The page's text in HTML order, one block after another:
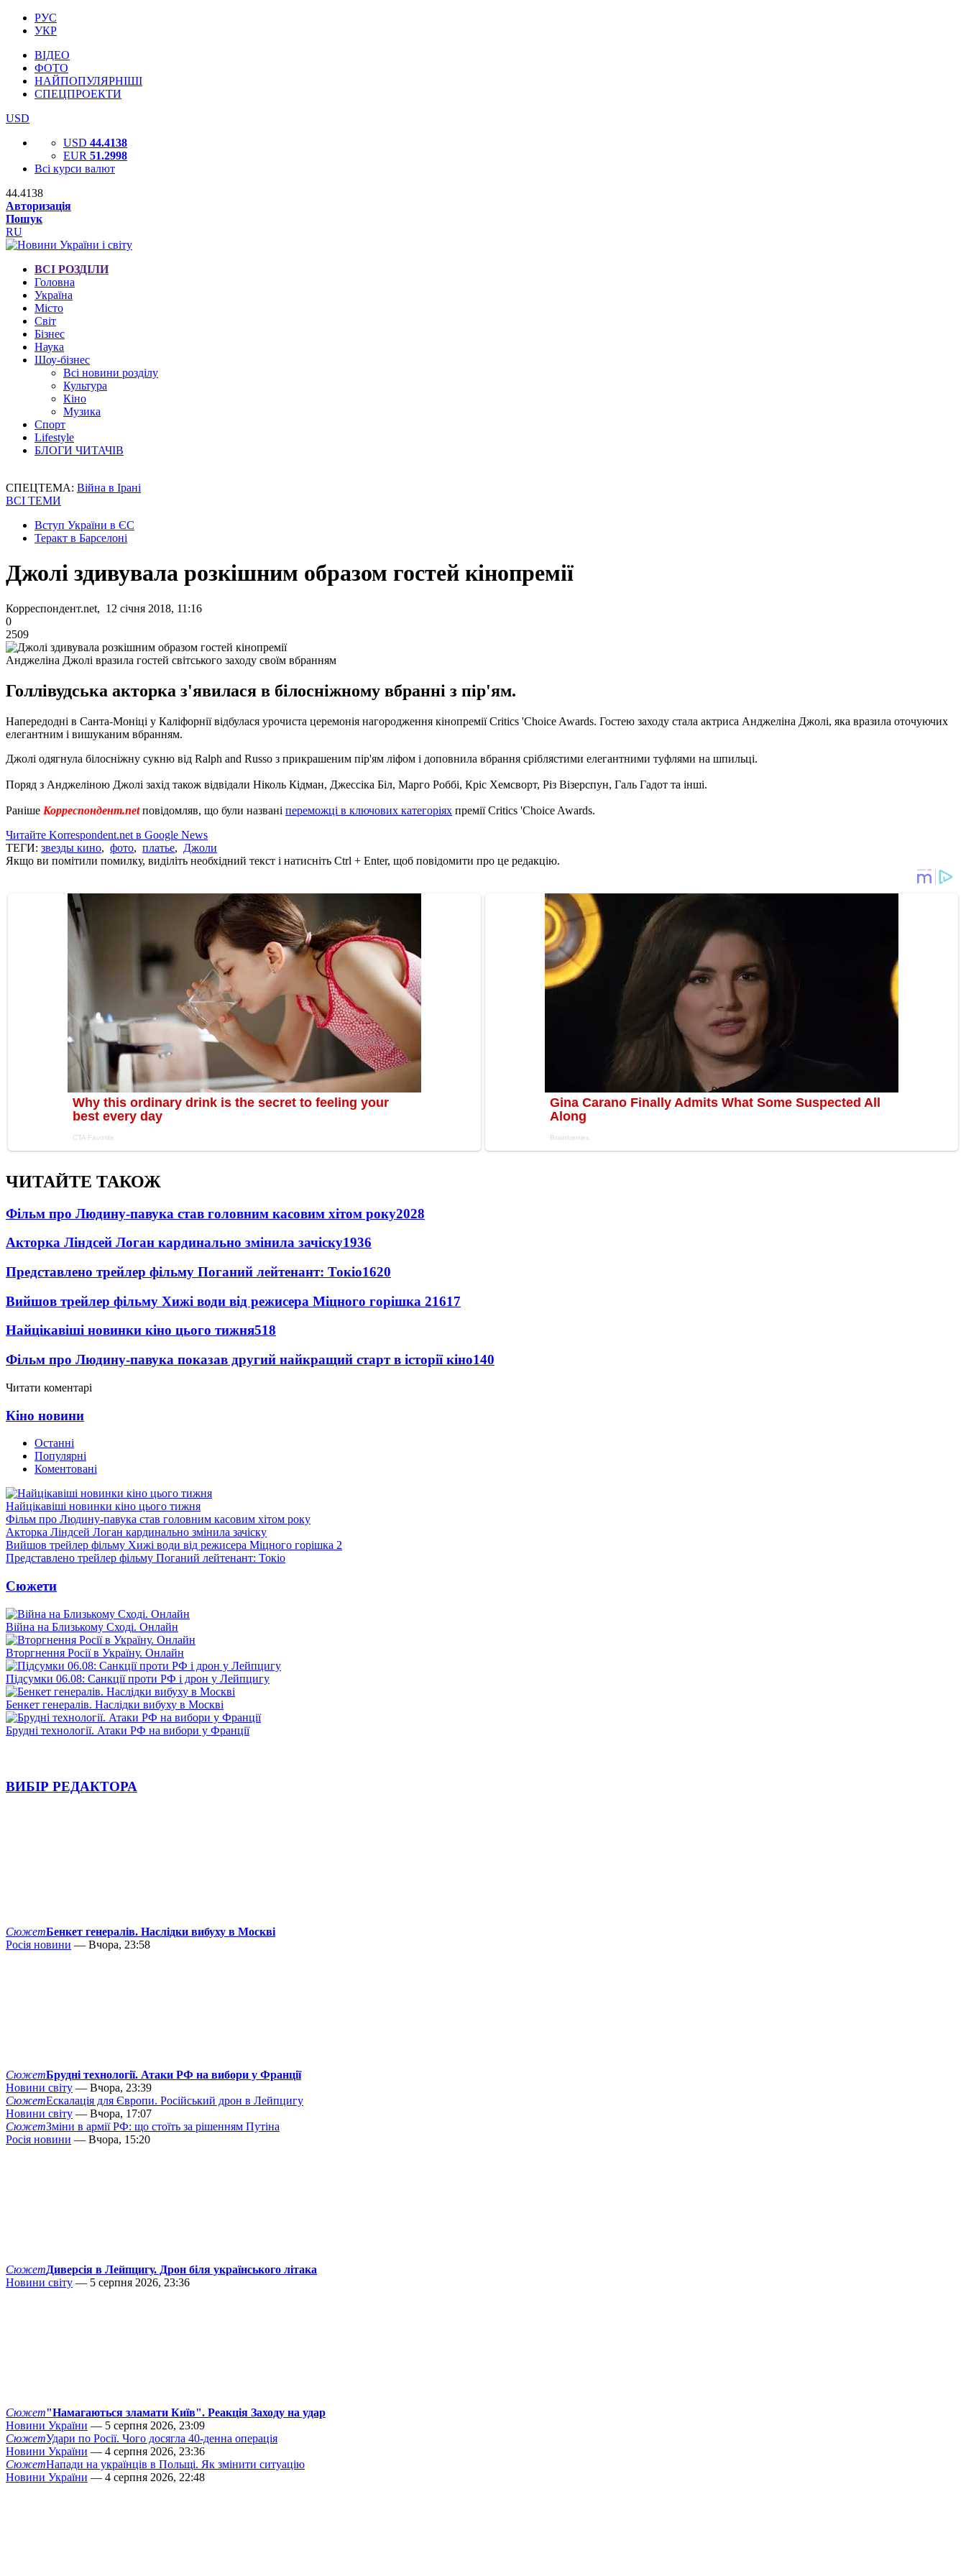
РУС
УКР
ВІДЕО
ФОТО
НАЙПОПУЛЯРНІШІ
СПЕЦПРОЕКТИ
USD
USD 44.4138
EUR 51.2998
Всі курси валют
44.4138
Авторизація
Пошук
RU
ВСІ РОЗДІЛИ
Головна
Україна
Місто
Світ
Бізнес
Наука
Шоу-бізнес
Всі новини розділу
Культура
Кіно
Музика
Спорт
Lifestyle
БЛОГИ ЧИТАЧІВ
СПЕЦТЕМА: Війна в Ірані
ВСІ ТЕМИ
Вступ України в ЄС
Теракт в Барселоні
Джолі здивувала розкішним образом гостей кінопремії
Корреспондент.net, 12 січня 2018, 11:16
0
2509
Анджеліна Джолі вразила гостей світського заходу своїм вбранням
Голлівудська акторка з'явилася в білосніжному вбранні з пір'ям.
Напередодні в Санта-Моніці у Каліфорнії відбулася урочиста церемонія нагородження кінопремії Critics 'Choice Awards. Гостею заходу стала актриса Анджеліна Джолі, яка вразила оточуючих
елегантним і вишуканим вбранням.
Джолі одягнула білосніжну сукню від Ralph and Russo з прикрашеним пір'ям ліфом і доповнила вбрання сріблястими елегантними туфлями на шпильці.
Поряд з Анджеліною Джолі захід також відвідали Ніколь Кідман, Джессіка Біл, Марго Роббі, Кріс Хемсворт, Різ Візерспун, Галь Гадот та інші.
Раніше Корреспондент.netповідомляв, що були названі переможці в ключових категоріях премії Critics 'Choice Awards.
Читайте Korrespondent.net в Google News
ТЕГИ: звезды кино, фото, платье, Джоли
Якщо ви помітили помилку, виділіть необхідний текст і натисніть Ctrl + Enter, щоб повідомити про це редакцію.
ЧИТАЙТЕ ТАКОЖ
Фільм про Людину-павука став головним касовим хітом року2028
Акторка Ліндсей Логан кардинально змінила зачіску1936
Представлено трейлер фільму Поганий лейтенант: Токіо1620
Вийшов трейлер фільму Хижі води від режисера Міцного горішка 21617
Найцікавіші новинки кіно цього тижня518
Фільм про Людину-павука показав другий найкращий старт в історії кіно140
Читати коментарі
Кіно новини
Останні
Популярні
Коментовані
Найцікавіші новинки кіно цього тижня
Фільм про Людину-павука став головним касовим хітом року
Акторка Ліндсей Логан кардинально змінила зачіску
Вийшов трейлер фільму Хижі води від режисера Міцного горішка 2
Представлено трейлер фільму Поганий лейтенант: Токіо
Сюжети
Війна на Близькому Сході. Онлайн
Вторгнення Росії в Україну. Онлайн
Підсумки 06.08: Санкції проти РФ і дрон у Лейпцигу
Бенкет генералів. Наслідки вибуху в Москві
Брудні технології. Атаки РФ на вибори у Франції
ВИБІР РЕДАКТОРА
СюжетБенкет генералів. Наслідки вибуху в Москві
Росія новини — Вчора, 23:58
СюжетБрудні технології. Атаки РФ на вибори у Франції
Новини світу — Вчора, 23:39
СюжетЕскалація для Європи. Російський дрон в Лейпцигу
Новини світу — Вчора, 17:07
СюжетЗміни в армії РФ: що стоїть за рішенням Путіна
Росія новини — Вчора, 15:20
СюжетДиверсія в Лейпцигу. Дрон біля українського літака
Новини світу — 5 серпня 2026, 23:36
Сюжет"Намагаються зламати Київ". Реакція Заходу на удар
Новини України — 5 серпня 2026, 23:09
СюжетУдари по Росії. Чого досягла 40-денна операція
Новини України — 4 серпня 2026, 23:36
СюжетНапади на українців в Польщі. Як змінити ситуацію
Новини України — 4 серпня 2026, 22:48